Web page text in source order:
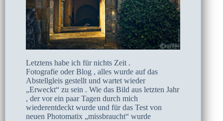
Letztens habe ich für nichts Zeit .
Fotografie oder Blog , alles wurde auf das
Abstellgleis gestellt und wartet wieder
„Erweckt“ zu sein . Wie das Bild aus letzten Jahr
, der vor ein paar Tagen durch mich
wiederentdeckt wurde und für das Test von
neuen Photomatix „missbraucht“ wurde